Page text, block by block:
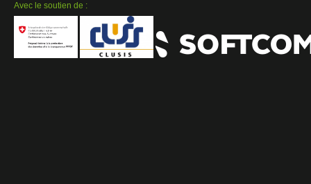
Avec le soutien de :